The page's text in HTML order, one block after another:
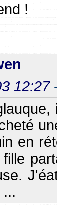
!
12:27
en
...